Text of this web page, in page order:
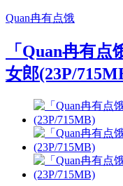
Quan冉有点饿
「Quan冉有
女郎(23P/